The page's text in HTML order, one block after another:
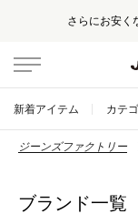
さらにお安く
新着アイテム カテ
ジーンズファクトリー
ブランド一覧